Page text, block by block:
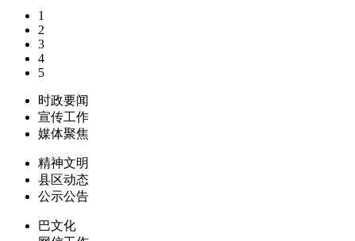
1
2
3
4
5
时政要闻
宣传工作
媒体聚焦
精神文明
县区动态
公示公告
巴文化